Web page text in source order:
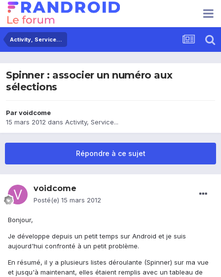
Activity, Service...
Spinner : associer un numéro aux
sélections
Parvoidcome
15 mars 2012 dans Activity, Service...
Répondre à ce sujet
voidcome
Posté(e) 15 mars 2012
Bonjour,
Je développe depuis un petit temps sur Android et je suis
aujourd'hui confronté à un petit problème.
En résumé, il y a plusieurs listes déroulante (Spinner) sur ma vue
et jusqu'à maintenant, elles étaient remplis avec un tableau de